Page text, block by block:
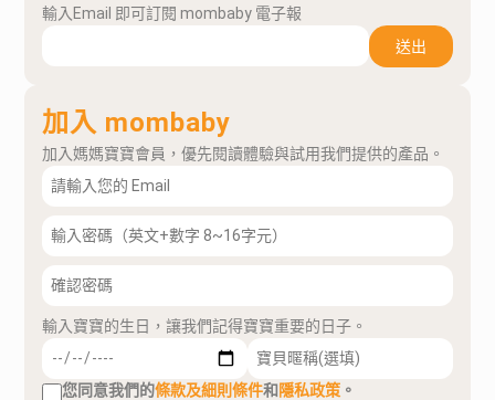
輸入Email 即可訂閱 mombaby 電子報
送出
加入 mombaby
加入媽媽寶寶會員，優先閱讀體驗與試用我們提供的產品。
輸入寶寶的生日，讓我們記得寶寶重要的日子。
您同意我們的條款及細則條件和隱私政策 。